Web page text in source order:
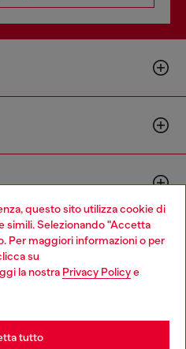
questo sito utilizza cookie di
simili. Selezionando "Accetta
Per maggiori informazioni o per
su
la nostra Privacy Policye
tutto
website, but it seems you may